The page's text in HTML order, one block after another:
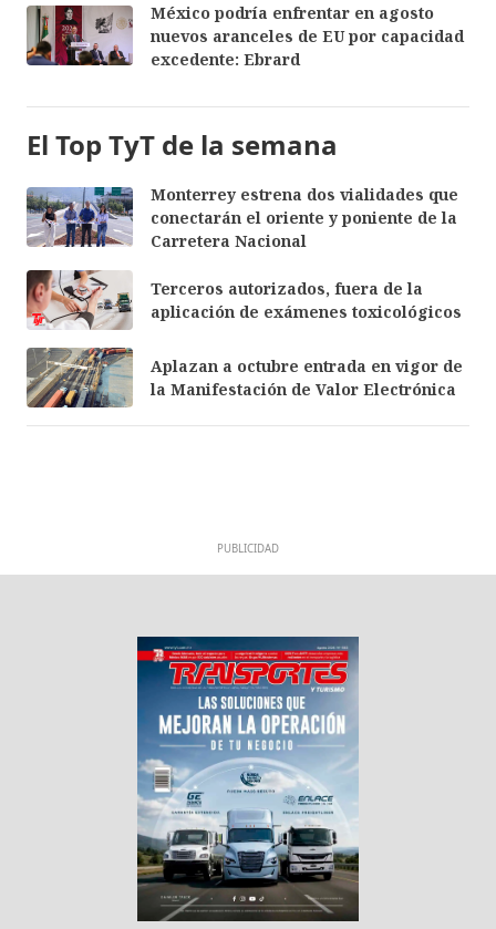
México podría enfrentar en agosto
nuevos aranceles de EU por capacidad
excedente: Ebrard
El Top TyT de la semana
Monterrey estrena dos vialidades que
conectarán el oriente y poniente de la
Carretera Nacional
Terceros autorizados, fuera de la
aplicación de exámenes toxicológicos
Aplazan a octubre entrada en vigor de
la Manifestación de Valor Electrónica
PUBLICIDAD